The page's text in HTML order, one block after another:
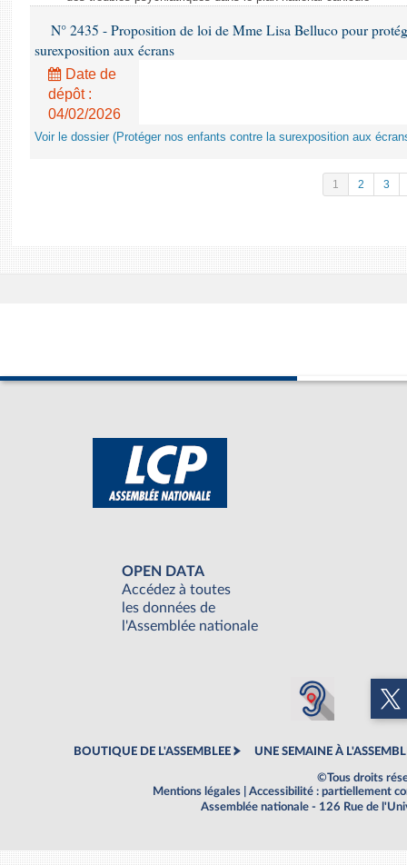
N° 2435 - Proposition de loi de Mme Lisa Belluco pour
surexposition aux écrans
Date de
dépôt :
04/02/2026
Voir le dossier (Protéger nos enfants contre la surexposition aux
1 2 3
OPEN DATA
Accédez à toutes
les données de
l'Assemblée nationale
BOUTIQUE DE L'ASSEMBLEE UNE SEMAINE À
©Tous droits
Mentions légales
Accessibilité : partiellement
Assemblée nationale - 126 Rue de